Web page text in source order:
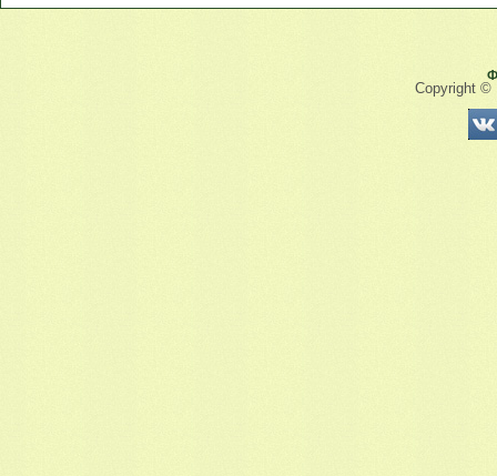
Copyright ©